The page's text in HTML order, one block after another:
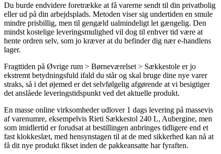
Du burde endvidere foretrække at få varerne sendt til din privatbolig
eller ud på din arbejdsplads. Metoden viser sig undertiden en smule
mindre prisbillig, men til gengæld ualmindeligt let gængelig. Den
mindst kostelige leveringsmulighed vil dog til enhver tid være at
hente ordren selv, som jo kræver at du befinder dig nær e-handlens
lager.
Fragttiden på Øvrige rum > Børneværelset > Sækkestole er jo
ekstremt betydningsfuld ifald du står og skal bruge dine nye varer
straks, så i det øjemed er det selvfølgelig afgørende at vi besigtiger
det anslåede leveringstidspunkt ved det aktuelle produkt.
En masse online virksomheder udlover 1 dags levering på massevis
af varenumre, eksempelvis Rieti Sækkestol 240 L, Aubergine, men
som imidlertid er forudsat at bestillingen anbringes tidligere end et
fast klokkeslæt, med hensynstagen til at de med sikkerhed kan nå at
få dit nye produkt fikset inden de pakkeansatte har fyraften.